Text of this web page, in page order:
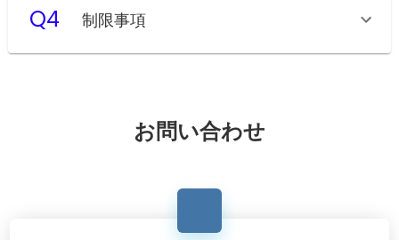
Q4 制限事項
お問い合わせ